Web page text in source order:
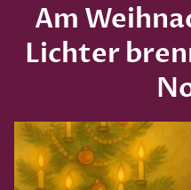
Am
Lichter